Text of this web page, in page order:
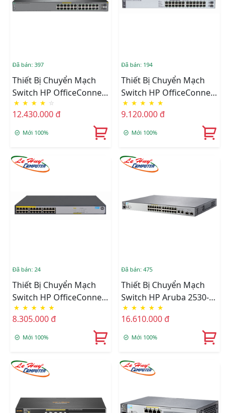
Đã bán: 397
Thiết Bị Chuyển Mạch
Switch HP OfficeConnect
1920S 24G 2SFP PPoE+
185W Switch - JL384A
★ ★ ★ ★ ☆
12.430.000 đ
Mới 100%
Đã bán: 194
Thiết Bị Chuyển Mạch
Switch HP OfficeConnect
1820 24G PoE+ (185W)
Switch - J9983A
★ ★ ★ ★ ★
9.120.000 đ
Mới 100%
Đã bán: 24
Thiết Bị Chuyển Mạch
Switch HP OfficeConnect
1420 24G PoE+ (124W)
Switch - JH019A
★ ★ ★ ★ ★
8.305.000 đ
Mới 100%
Đã bán: 475
Thiết Bị Chuyển Mạch
Switch HP Aruba 2530-
24-PoE+ Switch - J9779A
★ ★ ★ ★ ★
16.610.000 đ
Mới 100%